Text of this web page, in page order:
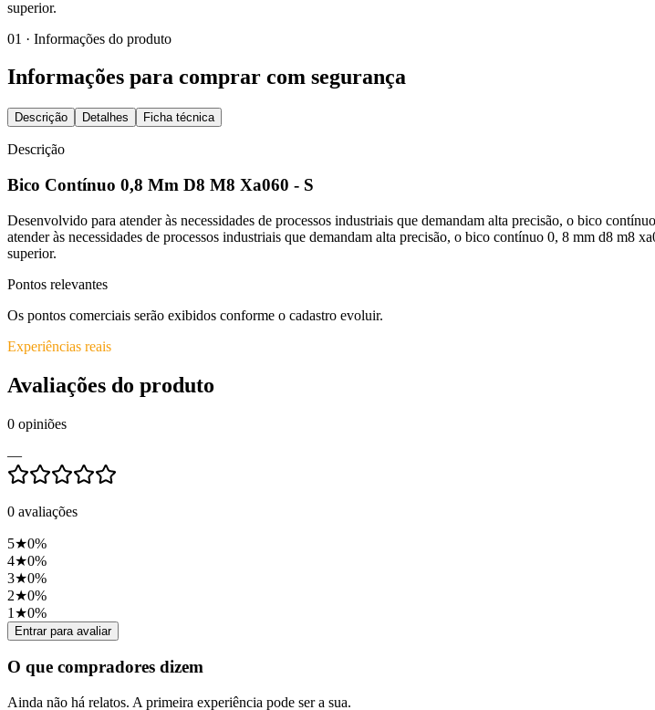
superior.
01 · Informações do produto
Informações para comprar com segurança
Descrição Detalhes Ficha técnica
Descrição
Bico Contínuo 0,8 Mm D8 M8 Xa060 - S
Desenvolvido para atender às necessidades de processos industriais que demandam alta precisão, o bico
atender às necessidades de processos industriais que demandam alta precisão, o bico contínuo 0, 8 mm d8 m8
superior.
Pontos relevantes
Os pontos comerciais serão exibidos conforme o cadastro evoluir.
Experiências reais
Avaliações do produto
0 opiniões
—
0 avaliações
5★0%
4★0%
3★0%
2★0%
1 ★0%
Entrar para avaliar
O que compradores dizem
Ainda não há relatos. A primeira experiência pode ser a sua.